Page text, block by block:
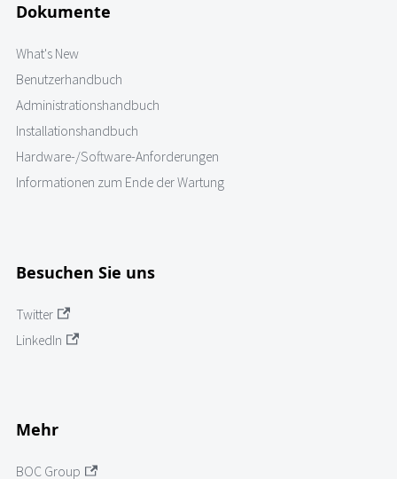
Dokumente
What's New
Benutzerhandbuch
Administrationshandbuch
Installationshandbuch
Hardware-/Software-Anforderungen
Informationen zum Ende der Wartung
Besuchen Sie uns
Twitter
LinkedIn
Mehr
BOC Group